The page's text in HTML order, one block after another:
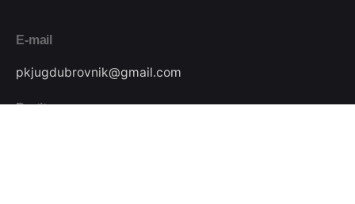
E-mail
pkjugdubrovnik@gmail.com
Pratite nas